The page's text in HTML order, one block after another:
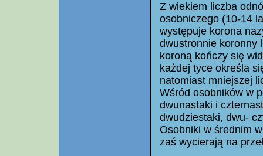
Z wiekiem liczba
osobniczego (10-14
występuje korona
dwustronnie koronny
koroną kończy się
każdej tyce określa
natomiast mniejszej
Wśród osobników w
dwunastaki i
dwudziestaki, dwu-
Osobniki w średnim
zaś wycierają na